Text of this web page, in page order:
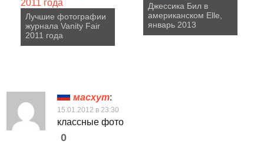
Лучшие фотографии
журнала Vanity Fair
2011 года
Джессика Бил в
американском Elle,
январь 2013
масхут:
15.01.2012 в 23:30
классные фото
0